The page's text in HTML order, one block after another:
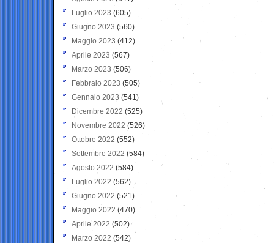
Luglio 2023 (605)
Giugno 2023 (560)
Maggio 2023 (412)
Aprile 2023 (567)
Marzo 2023 (506)
Febbraio 2023 (505)
Gennaio 2023 (541)
Dicembre 2022 (525)
Novembre 2022 (526)
Ottobre 2022 (552)
Settembre 2022 (584)
Agosto 2022 (584)
Luglio 2022 (562)
Giugno 2022 (521)
Maggio 2022 (470)
Aprile 2022 (502)
Marzo 2022 (542)